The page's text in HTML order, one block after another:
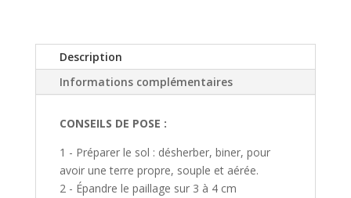
Description
Informations complémentaires
CONSEILS DE POSE :
1 - Préparer le sol : désherber, biner, pour
avoir une terre propre, souple et aérée.
2 - Épandre le paillage sur 3 à 4 cm